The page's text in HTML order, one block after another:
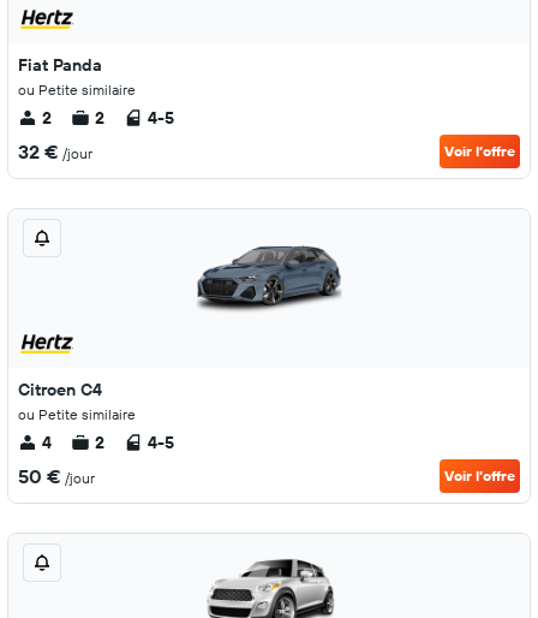
Fiat Panda
ou Petite similaire
2 2 4-5
32 € /jour Voir l’offre
Citroen C4
ou Petite similaire
4 2 4-5
50 € /jour Voir l’offre